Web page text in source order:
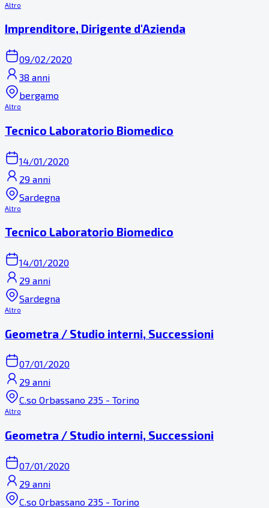
Altro
Imprenditore, Dirigente d'Azienda
09/02/2020
38 anni
bergamo
Altro
Tecnico Laboratorio Biomedico
14/01/2020
29 anni
Sardegna
Altro
Tecnico Laboratorio Biomedico
14/01/2020
29 anni
Sardegna
Altro
Geometra / Studio interni, Successioni
07/01/2020
29 anni
C.so Orbassano 235 - Torino
Altro
Geometra / Studio interni, Successioni
07/01/2020
29 anni
C.so Orbassano 235 - Torino